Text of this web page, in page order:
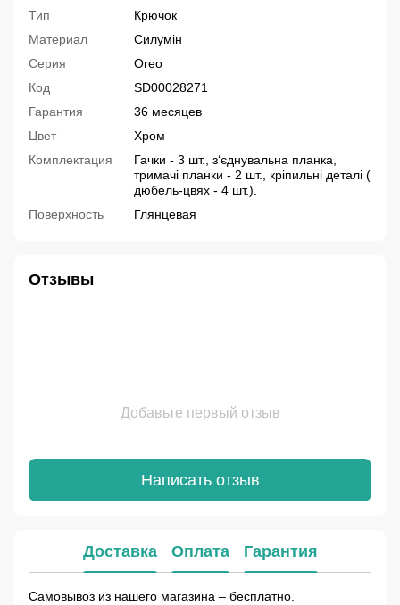
Тип
Крючок
Материал
Силумін
Серия
Oreo
Код
SD00028271
Гарантия
36 месяцев
Цвет
Хром
Комплектация
Гачки - 3 шт., з‘єднувальна планка,
тримачі планки - 2 шт., кріпильні деталі (
дюбель-цвях - 4 шт.).
Поверхность
Глянцевая
Отзывы
Добавьте первый отзыв
Написать отзыв
Доставка Оплата Гарантия
Самовывоз из нашего магазина – бесплатно.